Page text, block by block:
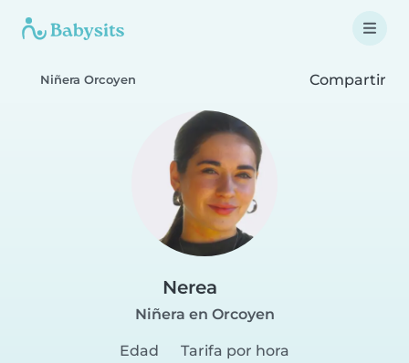
Niñera Orcoyen Compartir
Nerea
Niñera en Orcoyen
Edad
Tarifa por hora